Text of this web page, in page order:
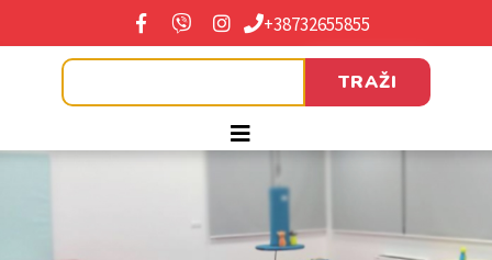
+38732655855
TRAŽI